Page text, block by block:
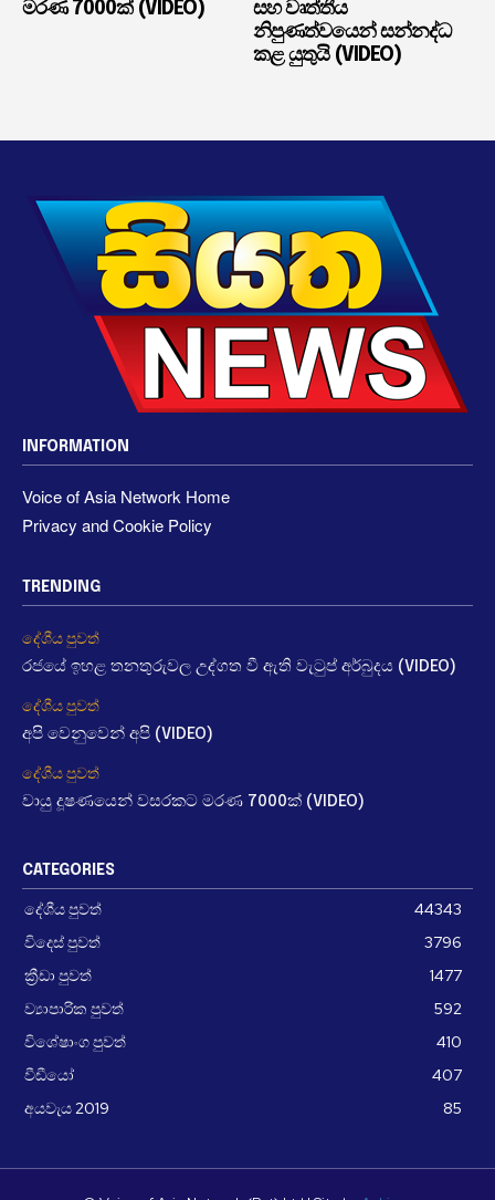
මරණ 7000ක් (VIDEO)
සහ වෘත්තීය
නිපුණත්වයෙන් සන්නද්ධ
කළ යුතුයි (VIDEO)
INFORMATION
Voice of Asia Network Home
Privacy and Cookie Policy
TRENDING
දේශීය පුවත්
රජයේ ඉහළ තනතුරුවල උද්ගත වී ඇති වැටුප් අර්බුදය (VIDEO)
දේශීය පුවත්
අපි වෙනුවෙන් අපි (VIDEO)
දේශීය පුවත්
වායු දූෂණයෙන් වසරකට මරණ 7000ක් (VIDEO)
CATEGORIES
දේශීය පුවත්
44343
විදෙස් පුවත්
3796
ක්‍රීඩා පුවත්
1477
ව්‍යාපාරික පුවත්
592
විශේෂාංග පුවත්
410
වීඩීයෝ
407
අයවැය 2019
85